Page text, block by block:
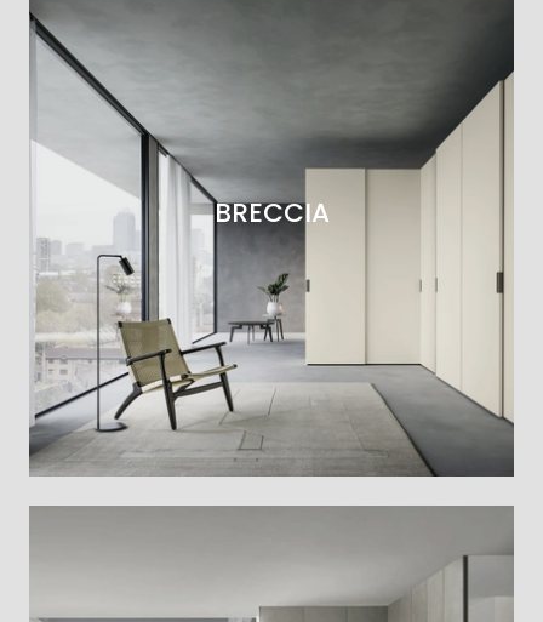
BRECCIA